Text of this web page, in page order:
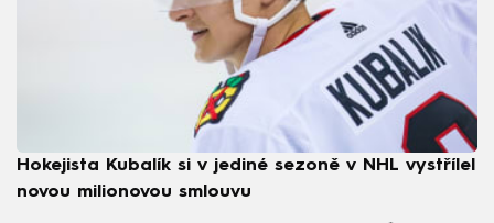
Hokejista Kubalík si v jediné sezoně v NHL vystřílel
novou milionovou smlouvu